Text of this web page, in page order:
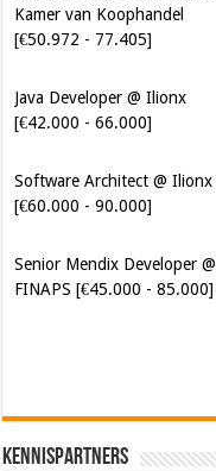
Kamer van Koophandel
[€50.972 - 77.405]
Java Developer @ Ilionx
[€42.000 - 66.000]
Software Architect @ Ilionx
[€60.000 - 90.000]
Senior Mendix Developer @
FINAPS [€45.000 - 85.000]
Kennispartners